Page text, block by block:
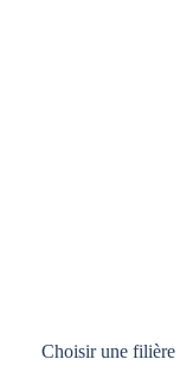
Choisir une filière